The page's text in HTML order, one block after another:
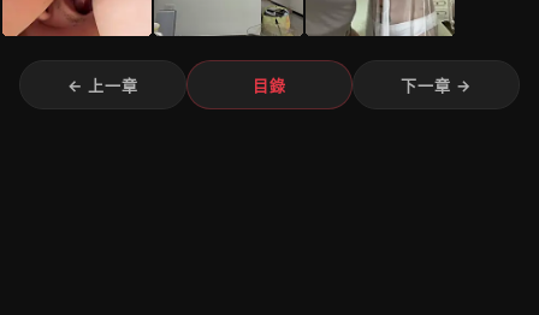
← 上一章 目錄 下一章 →